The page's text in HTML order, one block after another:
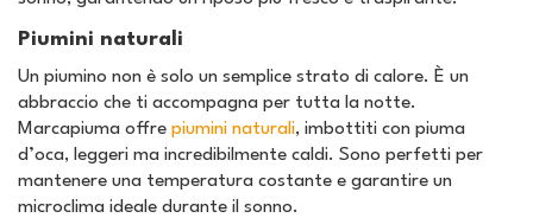
Piumini naturali
Un piumino non è solo un semplice strato di calore. È un
abbraccio che ti accompagna per tutta la notte.
Marcapiuma offre piumini naturali, imbottiti con piuma
d’oca, leggeri ma incredibilmente caldi. Sono perfetti per
mantenere una temperatura costante e garantire un
microclima ideale durante il sonno.